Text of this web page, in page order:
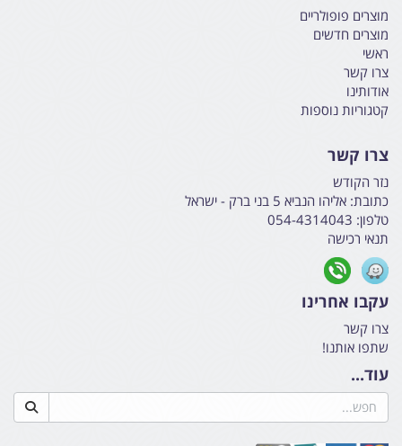
מוצרים פופולריים
מוצרים חדשים
ראשי
צרו קשר
אודותינו
קטגוריות נוספות
צרו קשר
נזר הקודש
כתובת: אליהו הנביא 5 בני ברק - ישראל
טלפון: 054-4314043
תנאי רכישה
עקבו אחרינו
צרו קשר
שתפו אותנו!
עוד...